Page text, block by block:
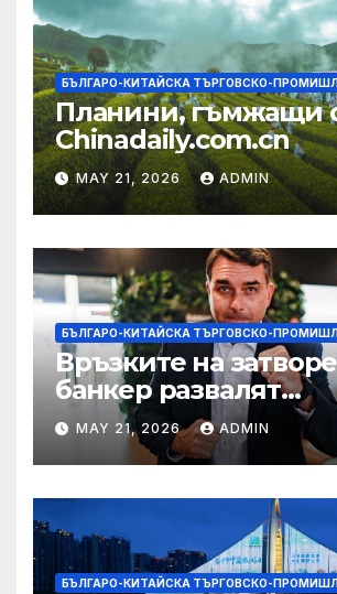
БЪЛГАРО-КИТАЙСКА ТЪРГОВСКО-
Планини, гъмжащи
Chinadaily.com.cn
MAY 21, 2026 ADMIN
БЪЛГАРО-КИТАЙСКА ТЪРГОВСКО-
Връзките на
банкер развалят
надеждите на
Болсонаро за
Бразилия
MAY 21, 2026 ADMIN
БЪЛГАРО-КИТАЙСКА ТЪРГОВСКО-